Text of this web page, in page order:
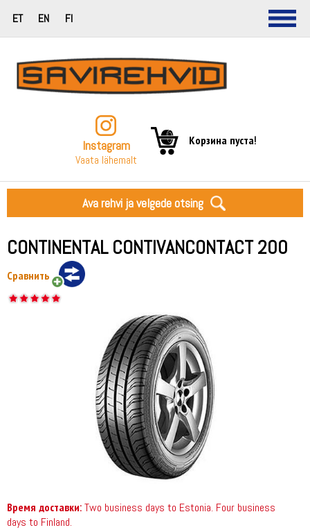
ET EN FI
Instagram
Vaata lähemalt
Корзина пуста!
Ava rehvi ja velgede otsing
CONTINENTAL CONTIVANCONTACT 200
Сравнить
Время доставки:Two business days to Estonia. Four business
days to Finland.